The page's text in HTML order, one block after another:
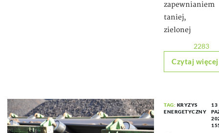
zapewnianiem
taniej,
zielonej
2283
Czytaj więcej
TAG: KRYZYS
ENERGETYCZNY
13